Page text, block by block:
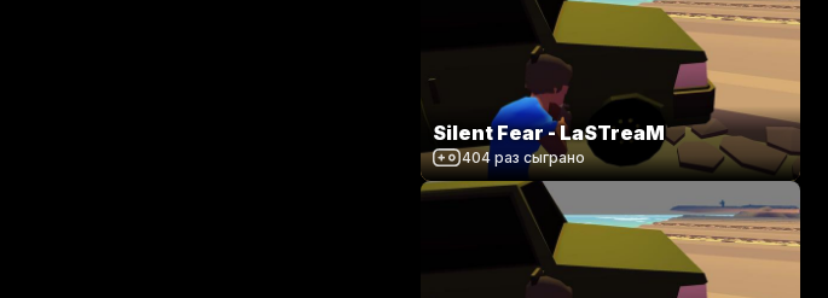
Silent Fear - LaSTreaM
404 раз сыграно